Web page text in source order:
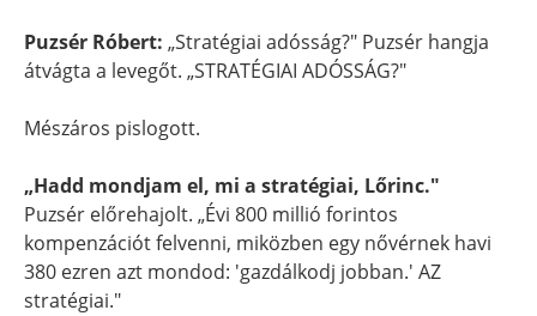
Puzsér Róbert: „Stratégiai adósság?" Puzsér hangja
átvágta a levegőt. „STRATÉGIAI ADÓSSÁG?"
Mészáros pislogott.
„Hadd mondjam el, mi a stratégiai, Lőrinc."
Puzsér előrehajolt. „Évi 800 millió forintos
kompenzációt felvenni, miközben egy nővérnek havi
380 ezren azt mondod: 'gazdálkodj jobban.' AZ
stratégiai."